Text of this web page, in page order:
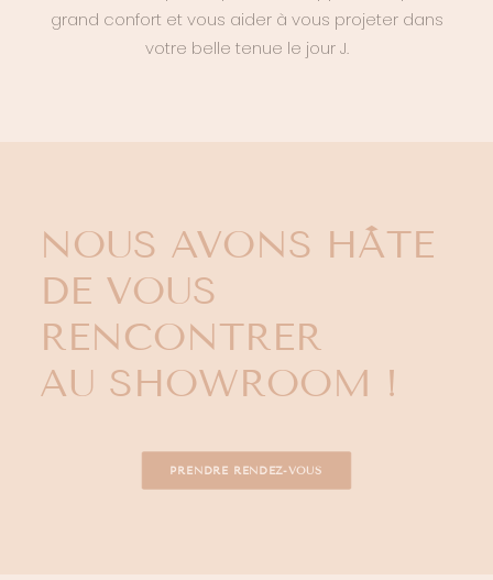
grand confort et vous aider à vous projeter dans
votre belle tenue le jour J.
NOUS AVONS HÂTE
DE VOUS
RENCONTRER
AU SHOWROOM !
PRENDRE RENDEZ-VOUS